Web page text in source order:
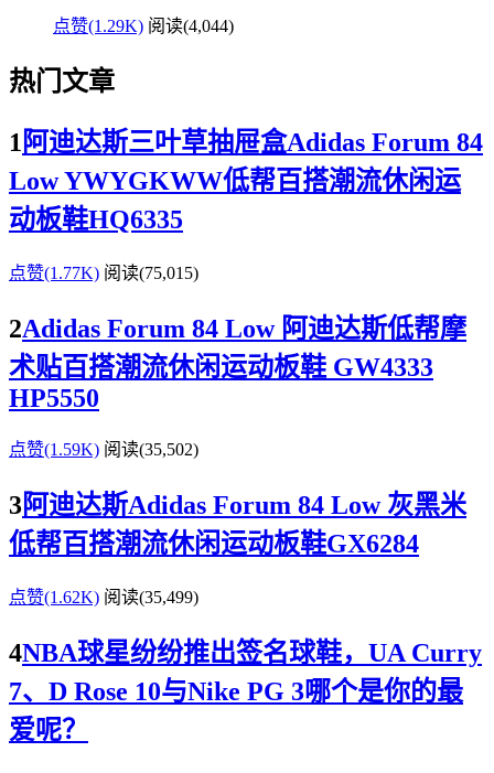
点赞(1.29K) 阅读(4,044)
热门文章
1 阿迪达斯三叶草抽屉盒Adidas Forum 84
Low YWYGKWW低帮百搭潮流休闲运
动板鞋HQ6335
点赞(1.77K) 阅读(75,015)
2Adidas Forum 84 Low 阿迪达斯低帮摩
术贴百搭潮流休闲运动板鞋 GW4333
HP5550
点赞(1.59K) 阅读(35,502)
3阿迪达斯Adidas Forum 84 Low 灰黑米
低帮百搭潮流休闲运动板鞋GX6284
点赞(1.62K) 阅读(35,499)
4NBA球星纷纷推出签名球鞋，UA Curry
7、D Rose 10与Nike PG 3哪个是你的最
爱呢？